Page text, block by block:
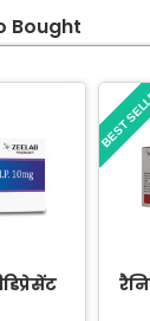
Bought
BEST